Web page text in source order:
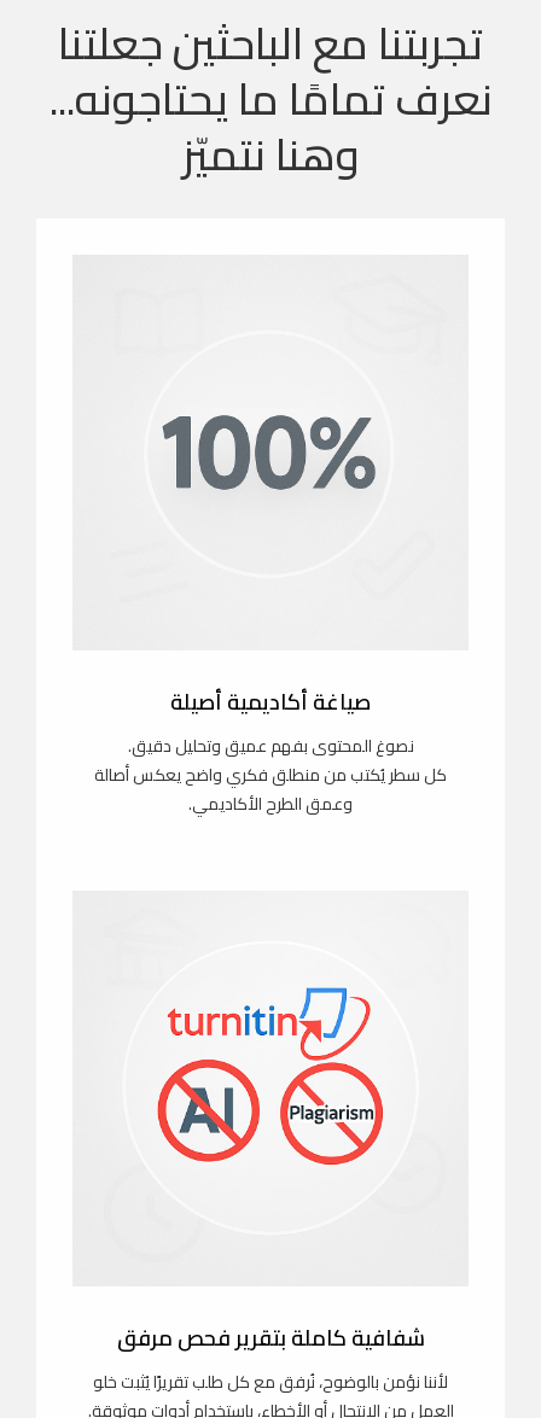
تجربتنا مع الباحثين جعلتنا
نعرف تمامًا ما يحتاجونه...
وهنا نتميّز
صياغة أكاديمية أصيلة
نصوغ المحتوى بفهم عميق وتحليل دقيق.
كل سطر يُكتب من منطلق فكري واضح يعكس أصالة
وعمق الطرح الأكاديمي.
شفافية كاملة بتقرير فحص مرفق
لأننا نؤمن بالوضوح، نُرفق مع كل طلب تقريرًا يُثبت خلو
العمل من الانتحال أو الأخطاء، باستخدام أدوات موثوقة.